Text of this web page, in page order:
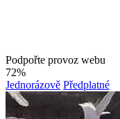
Podpořte provoz webu
72%
Jednorázově Předplatné